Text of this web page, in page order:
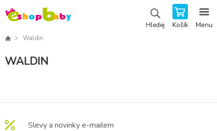
Hledej Košík Menu
Waldin
WALDIN
Slevy a novinky e-mailem